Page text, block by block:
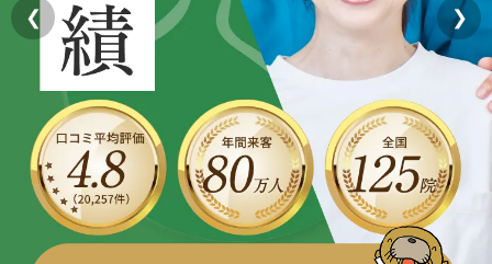
膝痛・関節痛
股関節の痛み
産後の不調・体型の崩れ
骨盤の傾き・歪み
坐骨神経痛
札幌エリア（13院）
東北
仙台エリア（4院）
関東
池袋エリア（3院）
新宿エリア（3院）
こころ整体院グループについて
初めての方へ
giversメソッドGIFT
研究・論文
医師・専門家からの推薦
ご予約はこちら
OUR CONCEPT
とらわれないカラダを。
❮ ❯